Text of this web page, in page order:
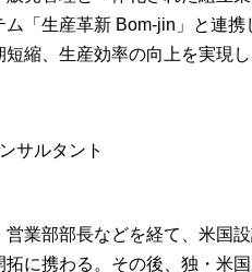
「生産革新 Bom-jin」と連携
縮、生産効率の向上を実現し
サルタント
業部部長などを経て、米国
に携わる。その後、独・米